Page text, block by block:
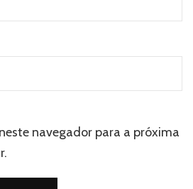
navegador para a próxima